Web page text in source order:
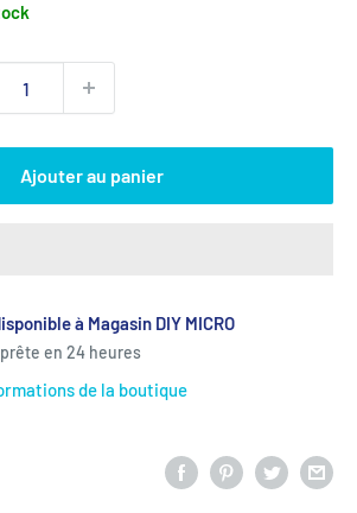
Ajouter au panier
à Magasin DIY MICRO
en 24 heures
de la boutique